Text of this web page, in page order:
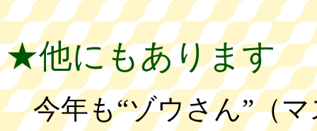
★他にもあります
今年も“ゾウさん”（マ